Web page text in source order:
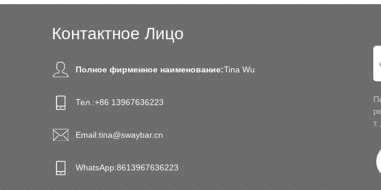
Контактное Лицо
Полное фирменное наименование:Tina Wu
Тел.:+86 13967636223
Email:tina@swaybar.cn
WhatsApp:8613967636223
т.